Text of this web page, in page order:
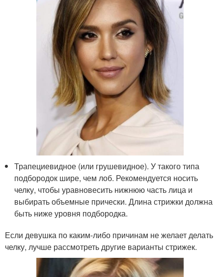
Трапециевидное (или грушевидное). У такого типа
подбородок шире, чем лоб. Рекомендуется носить
челку, чтобы уравновесить нижнюю часть лица и
выбирать объемные прически. Длина стрижки должна
быть ниже уровня подбородка.
Если девушка по каким-либо причинам не желает делать
челку, лучше рассмотреть другие варианты стрижек.